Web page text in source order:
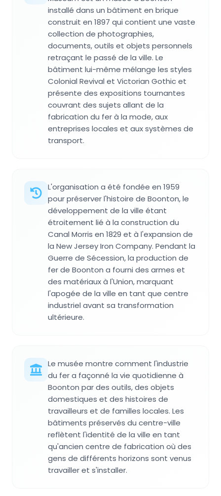
installé dans un bâtiment en brique
construit en 1897 qui contient une vaste
collection de photographies,
documents, outils et objets personnels
retraçant le passé de la ville. Le
bâtiment lui-même mélange les styles
Colonial Revival et Victorian Gothic et
présente des expositions tournantes
couvrant des sujets allant de la
fabrication du fer à la mode, aux
entreprises locales et aux systèmes de
transport.
L'organisation a été fondée en 1959
pour préserver l'histoire de Boonton, le
développement de la ville étant
étroitement lié à la construction du
Canal Morris en 1829 et à l'expansion de
la New Jersey Iron Company. Pendant la
Guerre de Sécession, la production de
fer de Boonton a fourni des armes et
des matériaux à l'Union, marquant
l'apogée de la ville en tant que centre
industriel avant sa transformation
ultérieure.
Le musée montre comment l'industrie
du fer a façonné la vie quotidienne à
Boonton par des outils, des objets
domestiques et des histoires de
travailleurs et de familles locales. Les
bâtiments préservés du centre-ville
reflètent l'identité de la ville en tant
qu'ancien centre de fabrication où des
gens de différents horizons sont venus
travailler et s'installer.